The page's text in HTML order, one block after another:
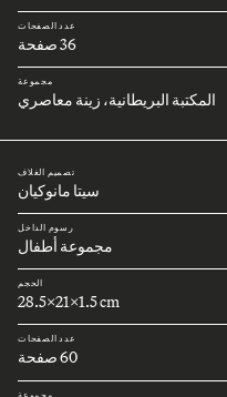
عدد الصفحات
36 صفحة
مجموعة
المكتبة البريطانية، زينة معاصري
تصميم الغلاف
سيتا مانوكيان
رسوم الداخل
مجموعة أطفال
الحجم
28.5x21x1.5 cm
عدد الصفحات
60 صفحة
مجموعة